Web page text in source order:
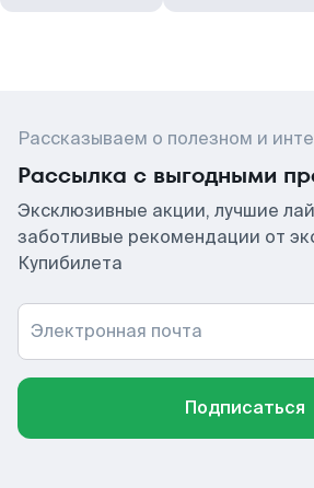
Рассказываем о полезном и
Рассылка с выгодными
Эксклюзивные акции, лучшие
заботливые рекомендации от
Купибилета
Электронная почта
Подписаться